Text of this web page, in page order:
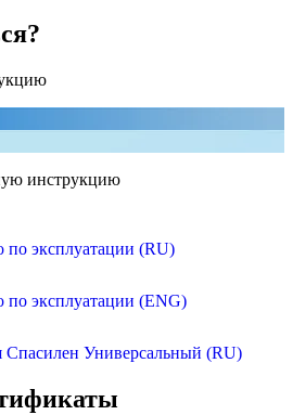
инструкцию
по эксплуатации (RU)
по эксплуатации (ENG)
Спасилен Универсальный (RU)